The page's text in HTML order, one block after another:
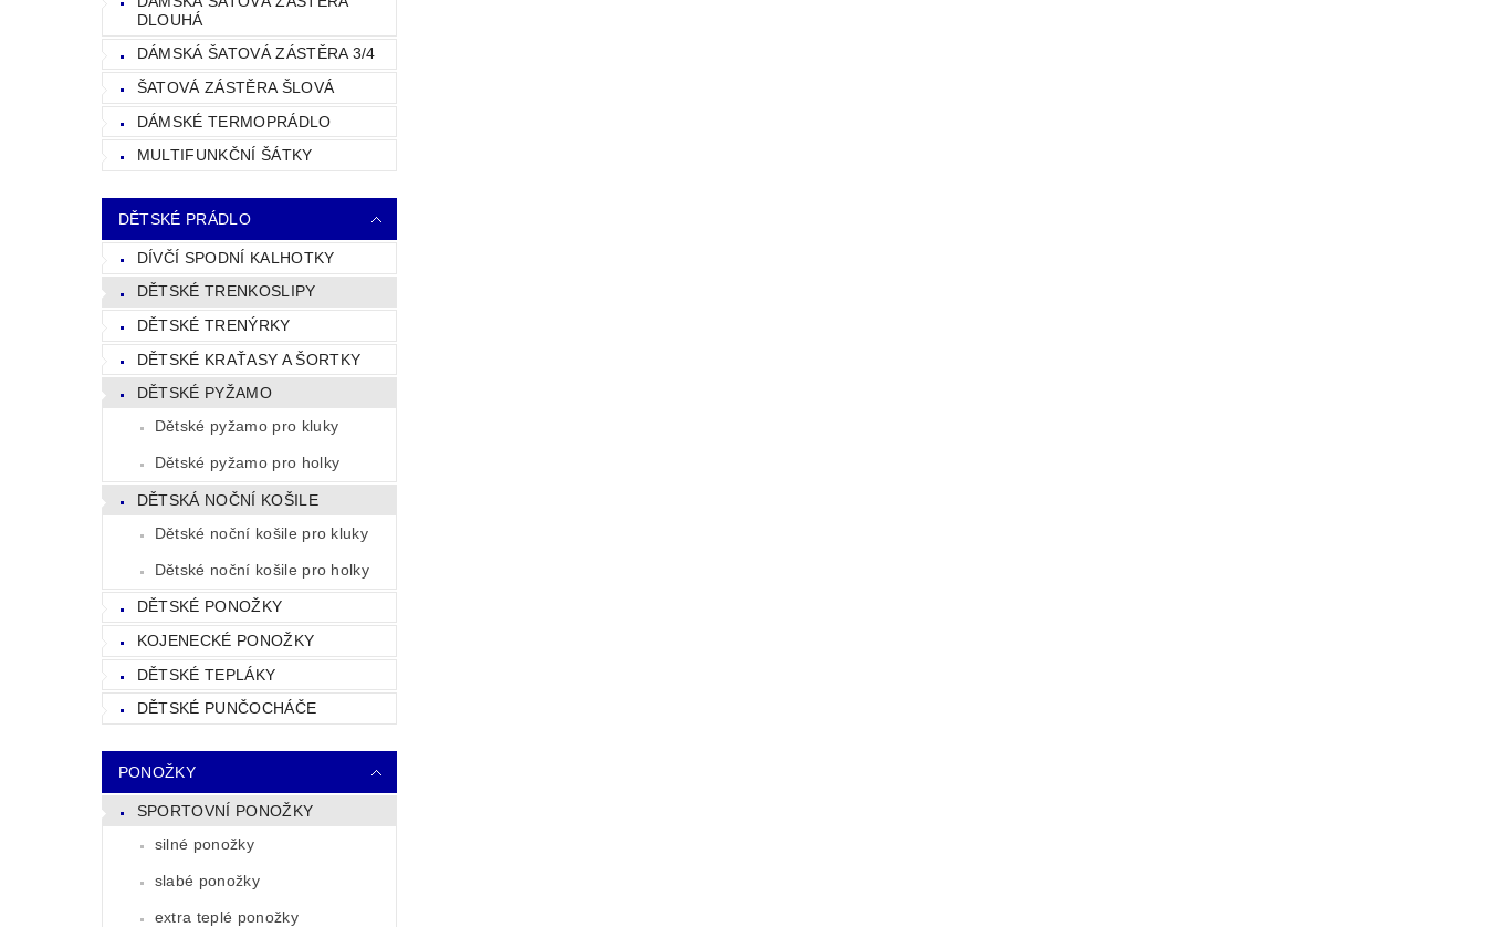
DLOUHÁ
DÁMSKÁ ŠATOVÁ ZÁSTĚRA 3/4
ŠATOVÁ ZÁSTĚRA ŠLOVÁ
DÁMSKÉ TERMOPRÁDLO
MULTIFUNKČNÍ ŠÁTKY
DĚTSKÉ PRÁDLO
DÍVČÍ SPODNÍ KALHOTKY
DĚTSKÉ TRENKOSLIPY
DĚTSKÉ TRENÝRKY
DĚTSKÉ KRAŤASY A ŠORTKY
DĚTSKÉ PYŽAMO
Dětské pyžamo pro kluky
Dětské pyžamo pro holky
DĚTSKÁ NOČNÍ KOŠILE
Dětské noční košile pro kluky
Dětské noční košile pro holky
DĚTSKÉ PONOŽKY
KOJENECKÉ PONOŽKY
DĚTSKÉ TEPLÁKY
DĚTSKÉ PUNČOCHÁČE
PONOŽKY
SPORTOVNÍ PONOŽKY
silné ponožky
slabé ponožky
extra teplé ponožky